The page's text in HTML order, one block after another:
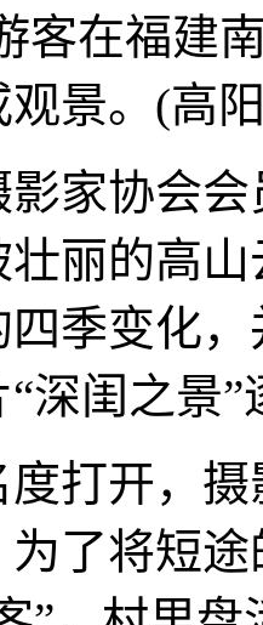
客在福建
观景。(高
协会会
丽的高
季变化
深闺之景
开，摄
了将短